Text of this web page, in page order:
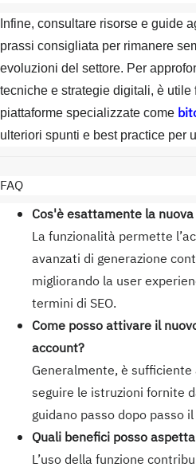
Infine, consultare risorse e guide
prassi consigliata per rimanere
evoluzioni del settore. Per
tecniche e strategie digitali, è utile
piattaforme specializzate come
ulteriori spunti e best practice per
FAQ
Cos'è esattamente la
La funzionalità permette
avanzati di generazione
migliorando la user
termini di SEO.
Come posso attivare il
account?
Generalmente, è sufficiente
seguire le istruzioni fornite
guidano passo dopo passo
Quali benefici posso
L’uso della funzione